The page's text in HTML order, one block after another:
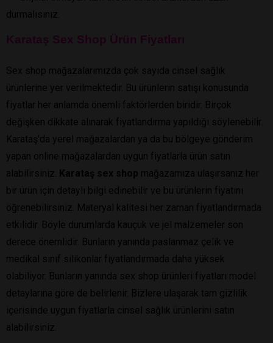
durmalısınız.
Karataş Sex Shop Ürün Fiyatları
Sex shop mağazalarımızda çok sayıda cinsel sağlık
ürünlerine yer verilmektedir. Bu ürünlerin satışı konusunda
fiyatlar her anlamda önemli faktörlerden biridir. Birçok
değişken dikkate alınarak fiyatlandırma yapıldığı söylenebilir.
Karataş’da yerel mağazalardan ya da bu bölgeye gönderim
yapan online mağazalardan uygun fiyatlarla ürün satın
alabilirsiniz. Karataş sex shop mağazamıza ulaşırsanız her
bir ürün için detaylı bilgi edinebilir ve bu ürünlerin fiyatını
öğrenebilirsiniz. Materyal kalitesi her zaman fiyatlandırmada
etkilidir. Böyle durumlarda kauçuk ve jel malzemeler son
derece önemlidir. Bunların yanında paslanmaz çelik ve
medikal sınıf silikonlar fiyatlandırmada daha yüksek
olabiliyor. Bunların yanında sex shop ürünleri fiyatları model
detaylarına göre de belirlenir. Bizlere ulaşarak tam gizlilik
içerisinde uygun fiyatlarla cinsel sağlık ürünlerini satın
alabilirsiniz.